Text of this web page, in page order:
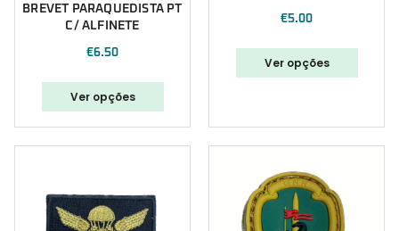
BREVET PARAQUEDISTA PT
C/ ALFINETE
€6.50
Ver opções
€5.00
Ver opções